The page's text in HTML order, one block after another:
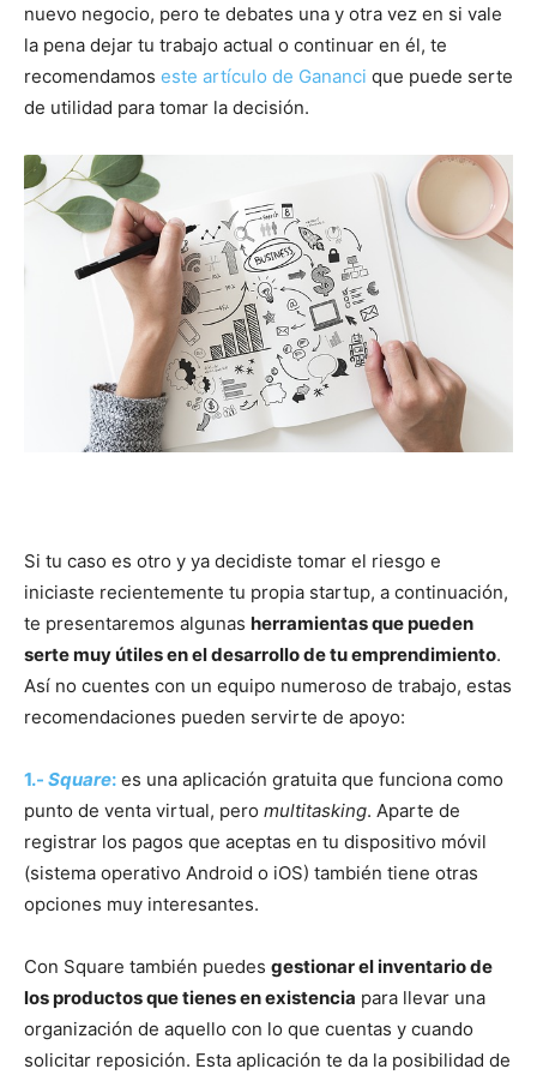
nuevo negocio, pero te debates una y otra vez en si vale
la pena dejar tu trabajo actual o continuar en él, te
recomendamos este artículo de Gananci que puede serte
de utilidad para tomar la decisión.
Si tu caso es otro y ya decidiste tomar el riesgo e
iniciaste recientemente tu propia startup, a continuación,
te presentaremos algunas herramientas que pueden
serte muy útiles en el desarrollo de tu emprendimiento.
Así no cuentes con un equipo numeroso de trabajo, estas
recomendaciones pueden servirte de apoyo:
1.- Square: es una aplicación gratuita que funciona como
punto de venta virtual, pero multitasking. Aparte de
registrar los pagos que aceptas en tu dispositivo móvil
(sistema operativo Android o iOS) también tiene otras
opciones muy interesantes.
Con Square también puedes gestionar el inventario de
los productos que tienes en existencia para llevar una
organización de aquello con lo que cuentas y cuando
solicitar reposición. Esta aplicación te da la posibilidad de